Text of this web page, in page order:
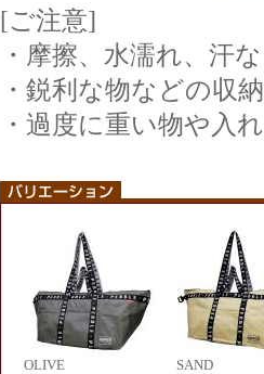
[ご注意]
・摩擦、水濡れ、汗
・鋭利な物などの収
・過度に重い物や入
OLIVE SAND